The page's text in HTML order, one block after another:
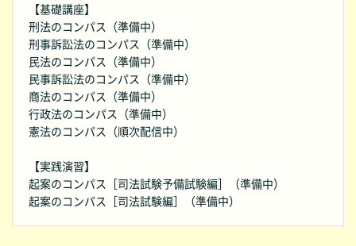
【基礎講座】
刑法のコンパス（準備中）
刑事訴訟法のコンパス（準備中）
民法のコンパス（準備中）
民事訴訟法のコンパス（準備中）
商法のコンパス（準備中）
行政法のコンパス（準備中）
憲法のコンパス（順次配信中）
【実践演習】
起案のコンパス［司法試験予備試験編］（準備中）
起案のコンパス［司法試験編］（準備中）